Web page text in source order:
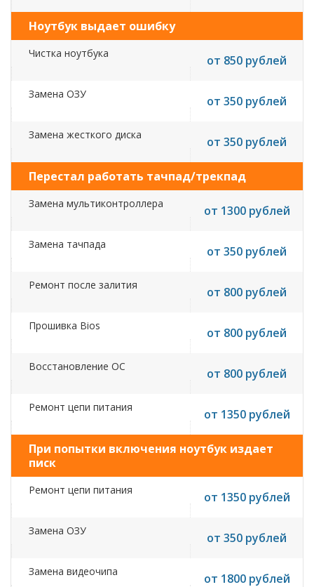
Ноутбук выдает ошибку
Чистка ноутбука от 850 рублей
Замена ОЗУ от 350 рублей
Замена жесткого диска от 350 рублей
Перестал работать тачпад/трекпад
Замена мультиконтроллера от 1300 рублей
Замена тачпада от 350 рублей
Ремонт после залития от 800 рублей
Прошивка Bios от 800 рублей
Восстановление ОС от 800 рублей
Ремонт цепи питания от 1350 рублей
При попытки включения ноутбук издает
писк
Ремонт цепи питания от 1350 рублей
Замена ОЗУ от 350 рублей
Замена видеочипа от 1800 рублей